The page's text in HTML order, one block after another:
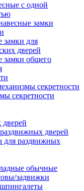
с одной
замки
замки для
дверей
замки общего
секретности
секретности
дверей
для раздвижных
обычные
задвижки